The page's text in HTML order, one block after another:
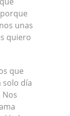
unas
quiero
que
día